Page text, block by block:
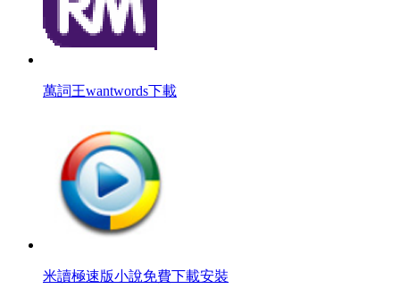
萬詞王wantwords下載
米讀極速版小說免費下載安裝